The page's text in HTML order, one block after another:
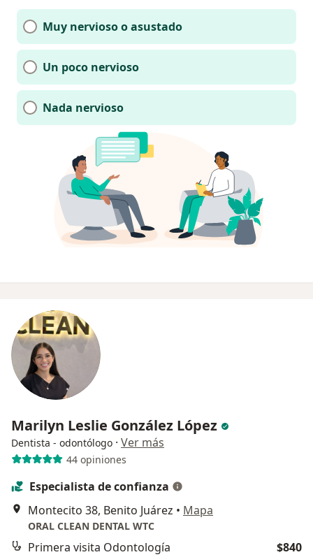
Muy nervioso o asustado
Un poco nervioso
Nada nervioso
Marilyn Leslie González López
Dentista - odontólogo · Ver más
44 opiniones
Especialista de confianza
Montecito 38, Benito Juárez • Mapa
ORAL CLEAN DENTAL WTC
Primera visita Odontología
$840